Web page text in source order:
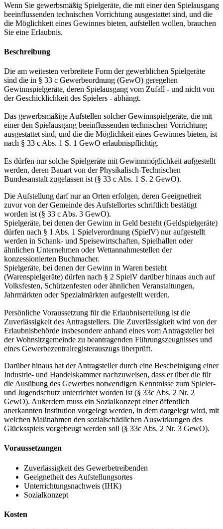
Wenn Sie gewerbsmäßig Spielgeräte, die mit einer den Spielausgang
beeinflussenden technischen Vorrichtung ausgestattet sind, und die
die Möglichkeit eines Gewinnes bieten, aufstellen wollen, brauchen
Sie eine Erlaubnis.
Beschreibung
Die am weitesten verbreitete Form der gewerblichen Spielgeräte
sind die in § 33 c Gewerbeordnung (GewO) geregelten
Gewinnspielgeräte, deren Spielausgang vom Zufall - und nicht von
der Geschicklichkeit des Spielers - abhängt.
Das gewerbsmäßige Aufstellen solcher Gewinnspielgeräte, die mit
einer den Spielausgang beeinflussenden technischen Vorrichtung
ausgestattet sind, und die die Möglichkeit eines Gewinnes bieten, ist
nach § 33 c Abs. 1 S. 1 GewO erlaubnispflichtig.
Es dürfen nur solche Spielgeräte mit Gewinnmöglichkeit aufgestellt
werden, deren Bauart von der Physikalisch-Technischen
Bundesanstalt zugelassen ist (§ 33 c Abs. 1 S. 2 GewO).
Die Aufstellung darf nur an Orten erfolgen, deren Geeignetheit
zuvor von der Gemeinde des Aufstellortes schriftlich bestätigt
worden ist (§ 33 c Abs. 3 GewO).
Spielgeräte, bei denen der Gewinn in Geld besteht (Geldspielgeräte)
dürfen nach § 1 Abs. 1 Spielverordnung (SpielV) nur aufgestellt
werden in Schank- und Speisewirtschaften, Spielhallen oder
ähnlichen Unternehmen oder Wettannahmestellen der
konzessionierten Buchmacher.
Spielgeräte, bei denen der Gewinn in Waren besteht
(Warenspielgeräte) dürfen nach § 2 SpielV darüber hinaus auch auf
Volksfesten, Schützenfesten oder ähnlichen Veranstaltungen,
Jahrmärkten oder Spezialmärkten aufgestellt werden.
Persönliche Voraussetzung für die Erlaubniserteilung ist die
Zuverlässigkeit des Antragstellers. Die Zuverlässigkeit wird von der
Erlaubnisbehörde insbesondere anhand eines vom Antragsteller bei
der Wohnsitzgemeinde zu beantragenden Führungszeugnisses und
eines Gewerbezentralregisterauszugs überprüft.
Darüber hinaus hat der Antragsteller durch eine Bescheinigung einer
Industrie- und Handelskammer nachzuweisen, dass er über die für
die Ausübung des Gewerbes notwendigen Kenntnisse zum Spieler-
und Jugendschutz unterrichtet worden ist (§ 33c Abs. 2 Nr. 2
GewO). Außerdem muss ein Sozialkonzept einer öffentlich
anerkannten Institution vorgelegt werden, in dem dargelegt wird, mit
welchen Maßnahmen den sozialschädlichen Auswirkungen des
Glücksspiels vorgebeugt werden soll (§ 33c Abs. 2 Nr. 3 GewO).
Voraussetzungen
Zuverlässigkeit des Gewerbetreibenden
Geeignetheit des Aufstellungsortes
Unterrichtungsnachweis (IHK)
Sozialkonzept
Kosten